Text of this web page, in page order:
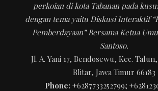
perkoian di kota Tabanan pada
dengan tema yaitu Diskusi Interaktif
Pemberdayaan” Bersama Ketua
Santoso.
Jl. A. Yani 17, Bendosewu, Kec.
Blitar, Jawa Timur 66183
Phone:+6287733252799;